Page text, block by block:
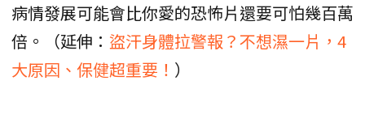
病情發展可能會比你愛的恐怖片還要可怕幾百萬
倍。（延伸： 盜汗身體拉警報？不想濕一片，4
大原因、保健超重要！ ）